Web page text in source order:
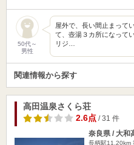
50代～
男性
屋外で、長い間止まって
て、壺湯３カ所になって
リジ…
関連情報から探す
高田温泉さくら荘
2.6点/ 31 件
奈良県 / 大和
長柄駅11.20km